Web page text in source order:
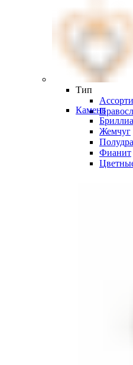
Тип
Камень
Жемчуг
Фианит